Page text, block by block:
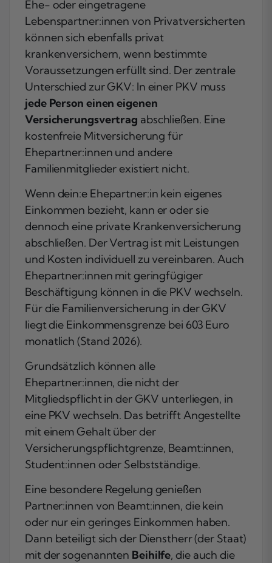
Ehe- oder eingetragene
Lebenspartner:innen von Privatversicherten
können sich ebenfalls privat
krankenversichern, wenn bestimmte
Voraussetzungen erfüllt sind. Der zentrale
Unterschied zur GKV: In einer PKV muss
jede Person einen eigenen
Versicherungsvertrag abschließen. Eine
kostenfreie Mitversicherung für
Ehepartner:innen und andere
Familienmitglieder existiert nicht.
Wenn dein:e Ehepartner:in kein eigenes
Einkommen bezieht, kann er oder sie
dennoch eine private Krankenversicherung
abschließen. Der Vertrag ist mit Leistungen
und Kosten individuell zu vereinbaren. Auch
Ehepartner:innen mit geringfügiger
Beschäftigung können in die PKV wechseln.
Für die Familienversicherung in der GKV
liegt die Einkommensgrenze bei 603 Euro
monatlich (Stand 2026).
Grundsätzlich können alle
Ehepartner:innen, die nicht der
Mitgliedspflicht in der GKV unterliegen, in
eine PKV wechseln. Das betrifft Angestellte
mit einem Gehalt über der
Versicherungspflichtgrenze, Beamt:innen,
Student:innen oder Selbstständige.
Eine besondere Regelung genießen
Partner:innen von Beamt:innen, die kein
oder nur ein geringes Einkommen haben.
Dann beteiligt sich der Dienstherr (der Staat)
mit der sogenannten Beihilfe, die auch die